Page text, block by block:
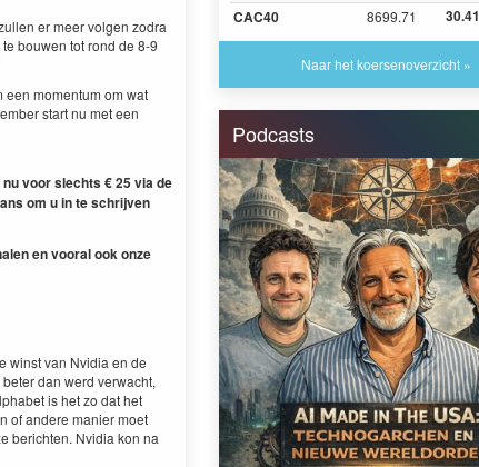
er meer volgen zodra
bouwen tot rond de 8-9
momentum om wat
start nu met een
voor slechts € 25 via de
om u in te schrijven
en vooral ook onze
winst van Nvidia en de
dan werd verwacht,
is het zo dat het
of andere manier moet
berichten. Nvidia kon na
CAC40
8699.71 30.41
Naar het koersenoverzicht »
Podcasts